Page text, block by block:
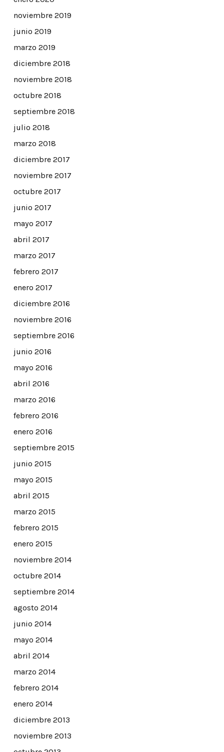
noviembre 2019
junio 2019
marzo 2019
diciembre 2018
noviembre 2018
octubre 2018
septiembre 2018
julio 2018
marzo 2018
diciembre 2017
noviembre 2017
octubre 2017
junio 2017
mayo 2017
abril 2017
marzo 2017
febrero 2017
enero 2017
diciembre 2016
noviembre 2016
septiembre 2016
junio 2016
mayo 2016
abril 2016
marzo 2016
febrero 2016
enero 2016
septiembre 2015
junio 2015
mayo 2015
abril 2015
marzo 2015
febrero 2015
enero 2015
noviembre 2014
octubre 2014
septiembre 2014
agosto 2014
junio 2014
mayo 2014
abril 2014
marzo 2014
febrero 2014
enero 2014
diciembre 2013
noviembre 2013